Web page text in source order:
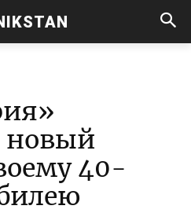
новый
40-